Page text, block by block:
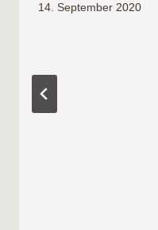
14. September 2020